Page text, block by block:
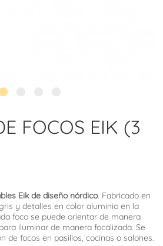
FOCOS EIK (3
Eik de diseño nórdico. Fabricado en
y detalles en color aluminio en la
foco se puede orientar de manera
iluminar de manera focalizada. Se
de focos en pasillos, cocinas o salones.